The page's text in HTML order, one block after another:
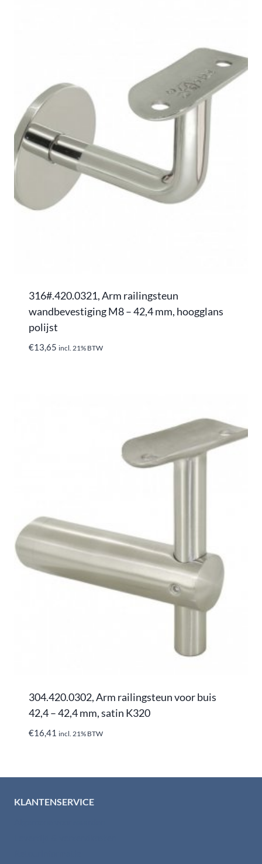
316#.420.0321, Arm railingsteun
wandbevestiging M8 – 42,4 mm, hoogglans
polijst
€13,65 incl. 21% BTW
304.420.0302, Arm railingsteun voor buis
42,4 – 42,4 mm, satin K320
€16,41 incl. 21% BTW
KLANTENSERVICE